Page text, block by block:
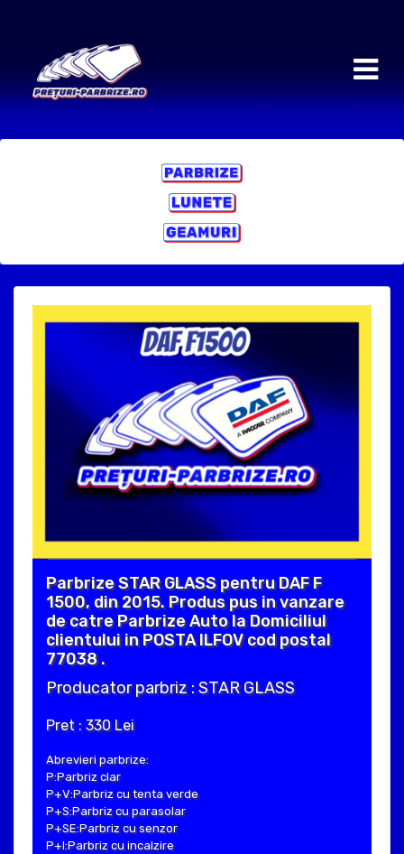
Parbrize STAR GLASS pentru DAF F
1500, din 2015. Produs pus in vanzare
de catre Parbrize Auto la Domiciliul
clientului in POSTA ILFOV cod postal
77038 .
Producator parbriz : STAR GLASS
Pret : 330 Lei
Abrevieri parbrize:
P:Parbriz clar
P+V:Parbriz cu tenta verde
P+S:Parbriz cu parasolar
P+SE:Parbriz cu senzor
P+I:Parbriz cu incalzire